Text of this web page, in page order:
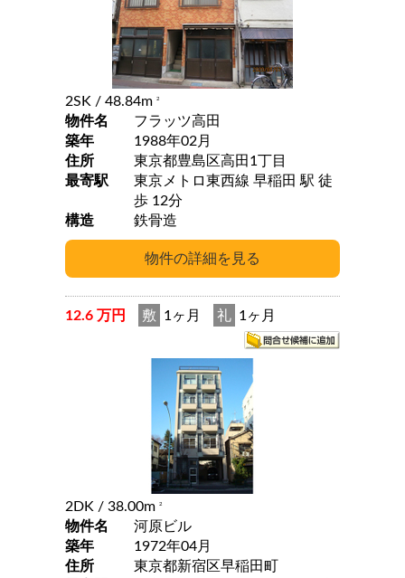
2SK / 48.84m 2
物件名
フラッツ高田
築年
1988年02月
住所
東京都豊島区高田1丁目
最寄駅
東京メトロ東西線 早稲田 駅 徒
歩 12分
構造
鉄骨造
12.6 万円 敷 1ヶ月 礼 1ヶ月
2DK / 38.00m 2
物件名
河原ビル
築年
1972年04月
住所
東京都新宿区早稲田町